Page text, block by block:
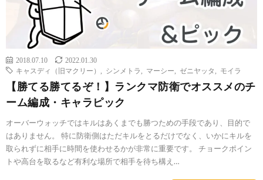
2018.07.10
2022.01.30
キャスディ（旧マクリー）
シンメトラ マーシー ゼニヤッタ モイラ
【勝てる勝てるぞ！】ランクマ防衛でオススメのチ
ーム編成・キャラピック
オーバーウォッチではキルはあくまでも勝つための手段であり、目的で
はありません。 特に防衛側はただキルをとるだけでなく、いかにキルを
取られずに相手に時間を使わせるかが非常に重要です。 チョークポイン
トや高台を取るなど有利な場所で相手を待ち構え…